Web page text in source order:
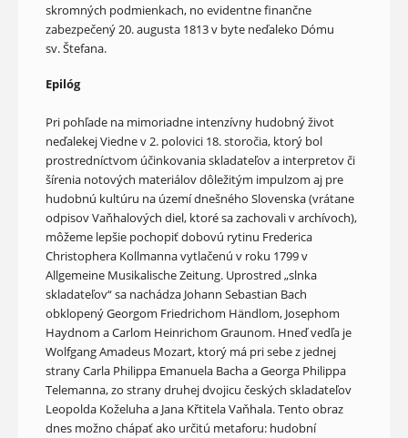
skromných podmienkach, no evidentne finančne
zabezpečený 20. augusta 1813 v byte neďaleko Dómu
sv. Štefana.
Epilóg
Pri pohľade na mimoriadne intenzívny hudobný život
neďalekej Viedne v 2. polovici 18. storočia, ktorý bol
prostredníctvom účinkovania skladateľov a interpretov či
šírenia notových materiálov dôležitým impulzom aj pre
hudobnú kultúru na území dnešného Slovenska (vrátane
odpisov Vaňhalových diel, ktoré sa zachovali v archívoch),
môžeme lepšie pochopiť dobovú rytinu Frederica
Christophera Kollmanna vytlačenú v roku 1799 v
Allgemeine Musikalische Zeitung. Uprostred „slnka
skladateľov“ sa nachádza Johann Sebastian Bach
obklopený Georgom Friedrichom Händlom, Josephom
Haydnom a Carlom Heinrichom Graunom. Hneď vedľa je
Wolfgang Amadeus Mozart, ktorý má pri sebe z jednej
strany Carla Philippa Emanuela Bacha a Georga Philippa
Telemanna, zo strany druhej dvojicu českých skladateľov
Leopolda Koželuha a Jana Křtitela Vaňhala. Tento obraz
dnes možno chápať ako určitú metaforu: hudobní